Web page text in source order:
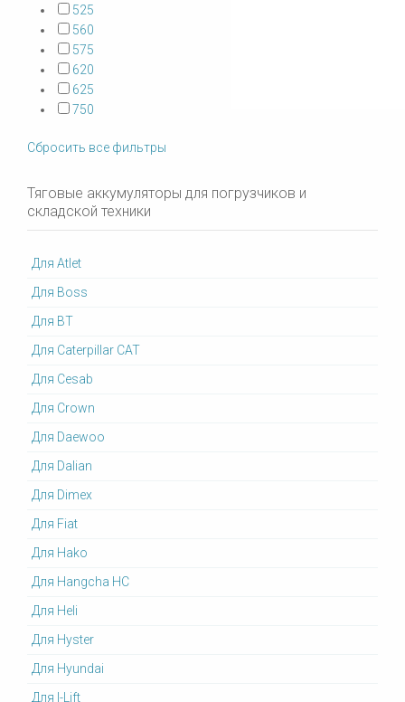
525
560
575
620
625
750
Сбросить все фильтры
Тяговые аккумуляторы для погрузчиков и
складской техники
Для Atlet
Для Boss
Для BT
Для Caterpillar CAT
Для Cesab
Для Crown
Для Daewoo
Для Dalian
Для Dimex
Для Fiat
Для Hako
Для Hangcha HC
Для Heli
Для Hyster
Для Hyundai
Для I-Lift